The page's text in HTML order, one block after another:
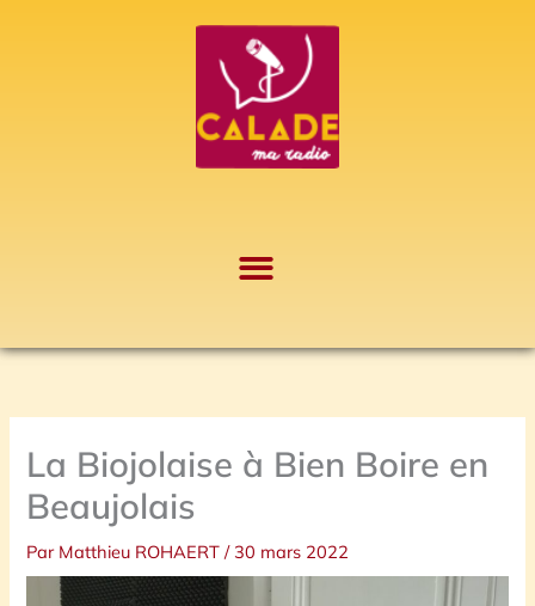
La Biojolaise à Bien Boire en
Beaujolais
Par Matthieu ROHAERT/ 30 mars 2022